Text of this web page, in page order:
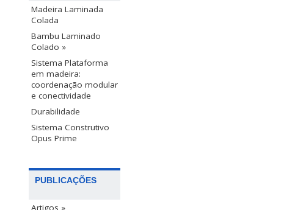
Madeira Laminada
Colada
Bambu Laminado
Colado »
Sistema Plataforma
em madeira:
coordenação modular
e conectividade
Durabilidade
Sistema Construtivo
Opus Prime
PUBLICAÇÕES
Artigos »